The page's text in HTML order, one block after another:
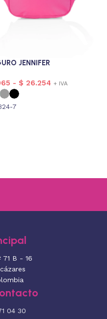
JENNIFER
- $ 26.254 + IVA
7
71 B - 16
04 30